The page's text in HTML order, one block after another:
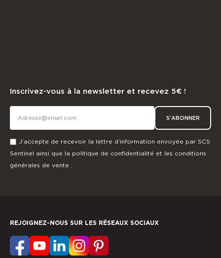
Inscrivez-vous à la newsletter et recevez 5€ !
S'ABONNER
J’accepte de recevoir la lettre d’information envoyée par SCS
Sentinel ainsi que la politique de confidentialité et les conditions
générales de vente .
REJOIGNEZ-NOUS SUR LES RÉSEAUX SOCIAUX